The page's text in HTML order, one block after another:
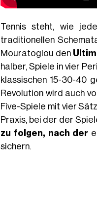
Tennis steht, wie
traditionellen
Mouratoglou den
halber, Spiele in vier
klassischen 15-30-40
Revolution wird auch
Five-Spiele mit vier
Praxis, bei der der
zu folgen, nach der
sichern.